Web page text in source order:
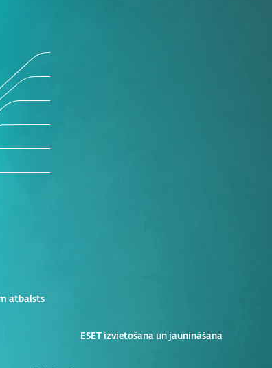
atbalsts
ESET izvietošana un jaunināšana